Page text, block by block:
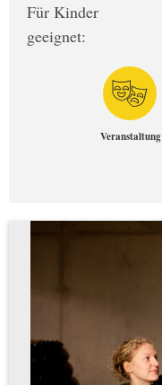
Für Kinder
geeignet:
Veranstaltung